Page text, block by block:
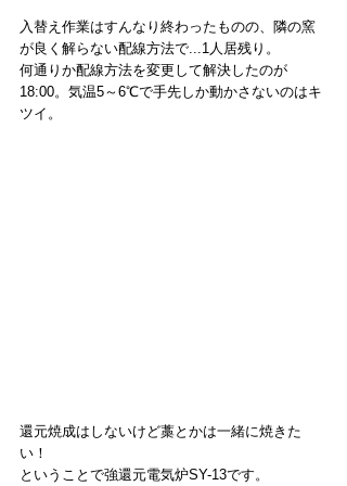
入替え作業はすんなり終わったものの、隣の窯
が良く解らない配線方法で...1人居残り。
何通りか配線方法を変更して解決したのが
18:00。気温5～6℃で手先しか動かさないのはキ
ツイ。
還元焼成はしないけど藁とかは一緒に焼きた
い！
ということで強還元電気炉SY-13です。